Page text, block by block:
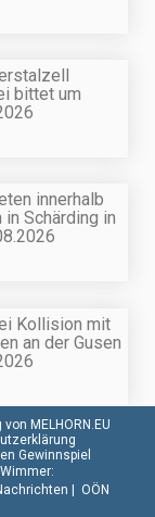
bittet um
innerhalb
Schärding in
Kollision mit
an der Gusen
MELHORN.EU
Gewinnspiel
| OÖN